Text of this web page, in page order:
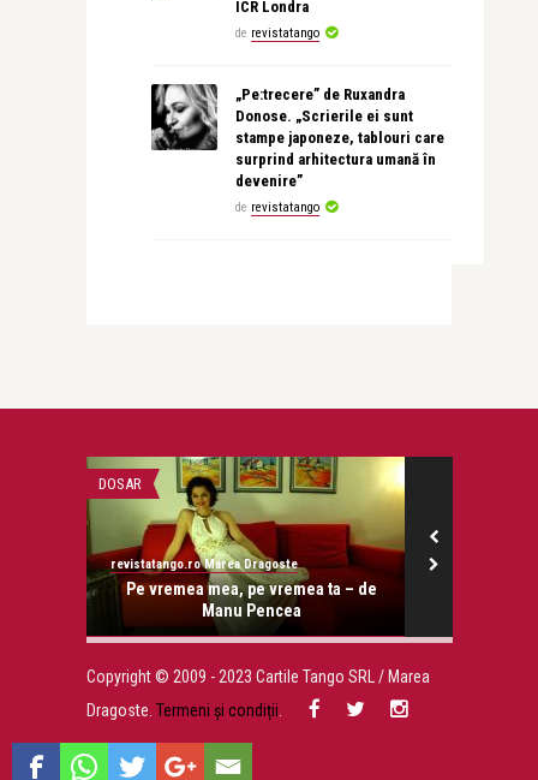
ICR Londra
de revistatango
„Pe:trecere” de Ruxandra
Donose. „Scrierile ei sunt
stampe japoneze, tablouri care
surprind arhitectura umană în
devenire”
de revistatango
DOSAR
revistatango.ro Marea Dragoste
Pe vremea mea, pe vremea ta – de
Manu Pencea
Copyright © 2009 - 2023 Cartile Tango SRL / Marea
Dragoste. Termeni și condiții.